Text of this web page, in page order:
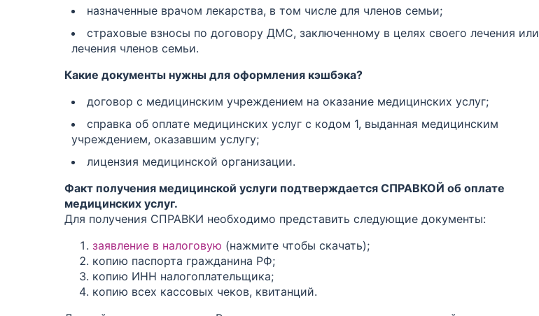
назначенные врачом лекарства, в том числе для членов семьи;
страховые взносы по договору ДМС, заключенному в целях своего лечения или
лечения членов семьи.
Какие документы нужны для оформления кэшбэка?
договор с медицинским учреждением на оказание медицинских услуг;
справка об оплате медицинских услуг с кодом 1, выданная медицинским
учреждением, оказавшим услугу;
лицензия медицинской организации.
Факт получения медицинской услуги подтверждается СПРАВКОЙ об оплате
медицинских услуг.
Для получения СПРАВКИ необходимо представить следующие документы:
заявление в налоговую (нажмите чтобы скачать);
копию паспорта гражданина РФ;
копию ИНН налогоплательщика;
копию всех кассовых чеков, квитанций.